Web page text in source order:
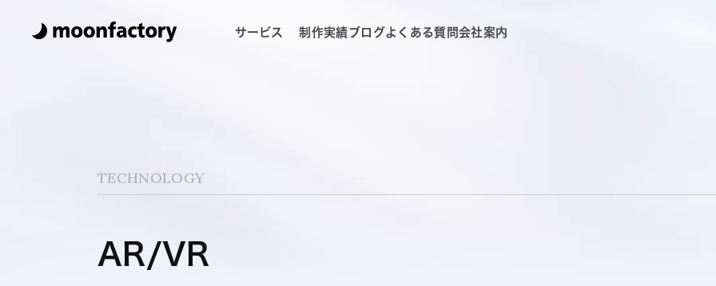
サービス 制作実績ブログよくある質問会社案内
TECHNOLOGY
AR/VR